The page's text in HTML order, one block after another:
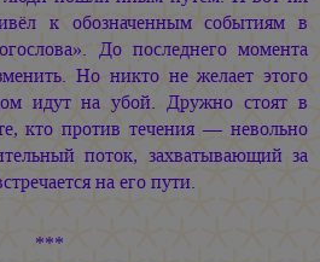
к обозначенным событиям в
До последнего момента
Но никто не желает этого
идут на убой. Дружно стоят в
кто против течения — невольно
поток, захватывающий за
на его пути.
***